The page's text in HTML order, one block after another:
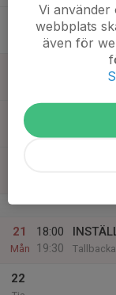
19
Lör
21
Mån
18:00
19:30
22
Vi
webbplats
även för